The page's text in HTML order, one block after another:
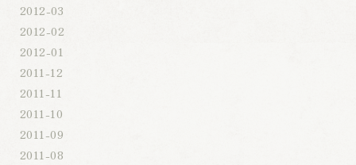
2012-03
2012-02
2012-01
2011-12
2011-11
2011-10
2011-09
2011-08